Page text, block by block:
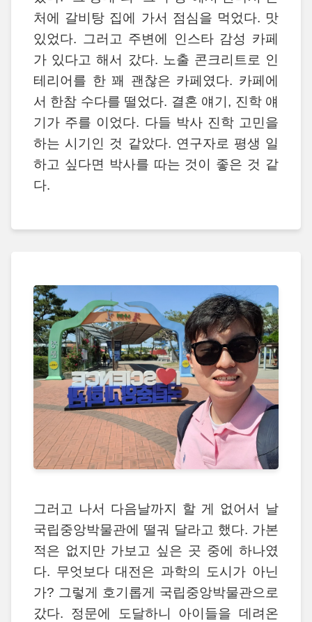
처에 갈비탕 집에 가서 점심을 먹었다. 맛
있었다. 그러고 주변에 인스타 감성 카페
가 있다고 해서 갔다. 노출 콘크리트로 인
테리어를 한 꽤 괜찮은 카페였다. 카페에
서 한참 수다를 떨었다. 결혼 얘기, 진학 얘
기가 주를 이었다. 다들 박사 진학 고민을
하는 시기인 것 같았다. 연구자로 평생 일
하고 싶다면 박사를 따는 것이 좋은 것 같
다.
그러고 나서 다음날까지 할 게 없어서 날
국립중앙박물관에 떨궈 달라고 했다. 가본
적은 없지만 가보고 싶은 곳 중에 하나였
다. 무엇보다 대전은 과학의 도시가 아닌
가? 그렇게 호기롭게 국립중앙박물관으로
갔다. 정문에 도달하니 아이들을 데려온